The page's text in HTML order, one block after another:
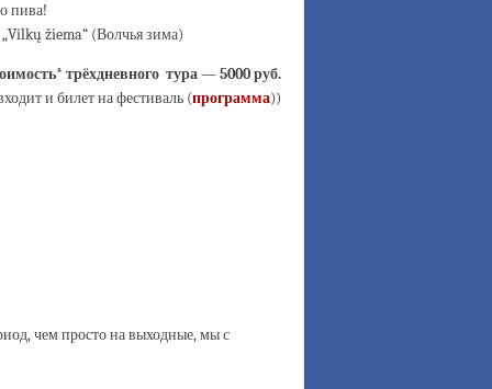
пива!
žiema“ (Волчья зима)
трёхдневного тура — 5000руб.
и билет на фестиваль (программа))
чем просто на выходные, мы с